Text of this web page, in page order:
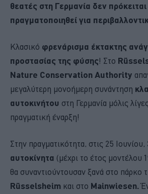
θεατές στη Γερμανία δεν
πραγματοποιηθεί για
Κλασικό φρενάρισμα έκτακτης
προστασίας της φύσης! Στο
Nature Conservation Authority
μεγαλύτερη μονοήμερη συνάντηση
αυτοκινήτου στη Γερμανία μόλις
πραγματική έναρξη!
Στην πραγματικότητα, στις 25 Ιουνίου,
αυτοκίνητα (μέχρι το έτος μοντέλου
θα συναντιούντουσαν ξανά στο πάρκο
Rüsselsheim και στο Mainwiesen.